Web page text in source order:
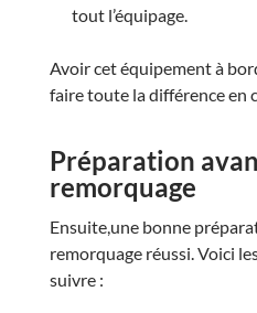
tout l’équipage.
Avoir cet équipement à
faire toute la différence en
Préparation
remorquage
Ensuite,une bonne
remorquage réussi. Voici
suivre :